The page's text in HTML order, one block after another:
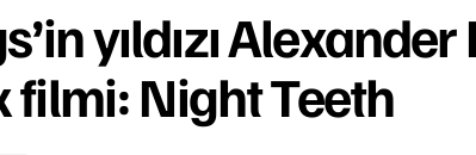
yıldızı
filmi: Night Teeth